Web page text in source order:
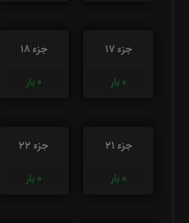
جزء 17
0 بار
جزء 18
0 بار
جزء 21
0 بار
جزء 22
0 بار